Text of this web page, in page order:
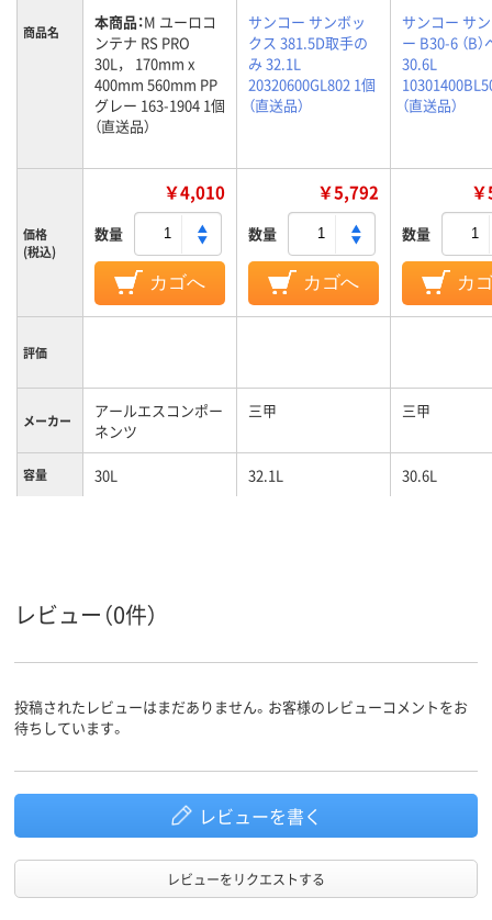
商品名 本商品：M ユーロコ
ンテナ RS PRO
30L， 170mm x
400mm 560mm PP
グレー 163-1904 1個
（直送品）
サンコー サンボッ
クス 381.5D取手の
み 32.1L
20320600GL802 1個
（直送品）
サンコー サ
ー B30-6 （B）
30.6L
（直送品）
価格
(税込)
￥4,010
数量
カゴへ
￥5,792
数量
カゴへ
数量
カ
評価
メーカー
アールエスコンポー
ネンツ
三甲 三甲
容量 30L 32.1L 30.6L
レビュー（0件）
投稿されたレビューはまだありません。お客様のレビューコメントをお
待ちしています。
レビューを書く
レビューをリクエストする